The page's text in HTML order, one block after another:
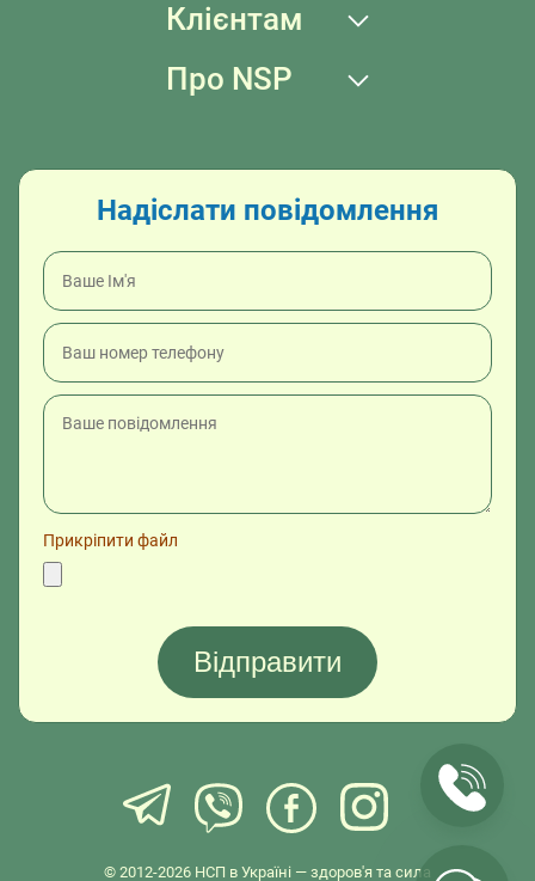
Клієнтам
Про NSP
Надіслати повідомлення
Прикріпити файл
© 2012-2026 НСП в Україні — здоров'я та сила